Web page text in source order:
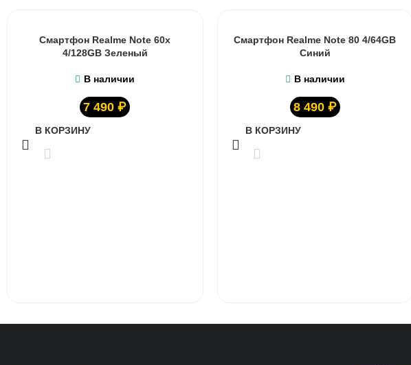
Смартфон Realme Note 60x
4/128GB Зеленый
В наличии
7 490₽
В КОРЗИНУ
Смартфон Realme Note 80 4/64GB
Синий
В наличии
8 490 ₽
В КОРЗИНУ